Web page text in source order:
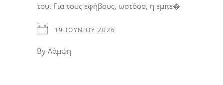
του. Για τους εφήβους, ωστόσο, η εμπε�
19 ΙΟΥΝΊΟΥ 2026
By Λάμψη